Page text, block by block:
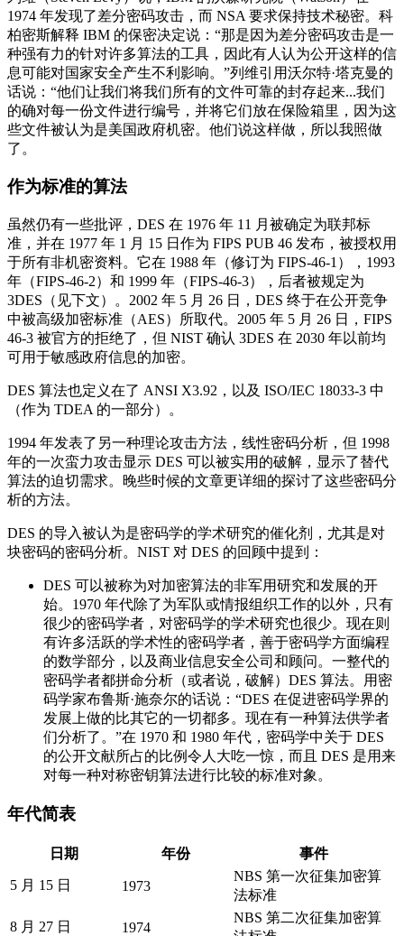
1974 年发现了差分密码攻击，而 NSA 要求保持技术秘密。科
柏密斯解释 IBM 的保密决定说：“那是因为差分密码攻击是一
种强有力的针对许多算法的工具，因此有人认为公开这样的信
息可能对国家安全产生不利影响。”列维引用沃尔特·塔克曼的
话说：“他们让我们将我们所有的文件可靠的封存起来...我们
的确对每一份文件进行编号，并将它们放在保险箱里，因为这
些文件被认为是美国政府机密。他们说这样做，所以我照做
了。
作为标准的算法
虽然仍有一些批评，DES 在 1976 年 11 月被确定为联邦标
准，并在 1977 年 1 月 15 日作为 FIPS PUB 46 发布，被授权用
于所有非机密资料。它在 1988 年（修订为 FIPS-46-1），1993
年（FIPS-46-2）和 1999 年（FIPS-46-3），后者被规定为
3DES（见下文）。2002 年 5 月 26 日，DES 终于在公开竞争
中被高级加密标准（AES）所取代。2005 年 5 月 26 日，FIPS
46-3 被官方的拒绝了，但 NIST 确认 3DES 在 2030 年以前均
可用于敏感政府信息的加密。
DES 算法也定义在了 ANSI X3.92，以及 ISO/IEC 18033-3 中
（作为 TDEA 的一部分）。
1994 年发表了另一种理论攻击方法，线性密码分析，但 1998
年的一次蛮力攻击显示 DES 可以被实用的破解，显示了替代
算法的迫切需求。晚些时候的文章更详细的探讨了这些密码分
析的方法。
DES 的导入被认为是密码学的学术研究的催化剂，尤其是对
块密码的密码分析。NIST 对 DES 的回顾中提到：
DES 可以被称为对加密算法的非军用研究和发展的开
始。1970 年代除了为军队或情报组织工作的以外，只有
很少的密码学者，对密码学的学术研究也很少。现在则
有许多活跃的学术性的密码学者，善于密码学方面编程
的数学部分，以及商业信息安全公司和顾问。一整代的
密码学者都拼命分析（或者说，破解）DES 算法。用密
码学家布鲁斯·施奈尔的话说：“DES 在促进密码学界的
发展上做的比其它的一切都多。现在有一种算法供学者
们分析了。”在 1970 和 1980 年代，密码学中关于 DES
的公开文献所占的比例令人大吃一惊，而且 DES 是用来
对每一种对称密钥算法进行比较的标准对象。
年代简表
日期 年份 事件
5 月 15 日 1973
NBS 第一次征集加密算
法标准
8 月 27 日 1974
NBS 第二次征集加密算